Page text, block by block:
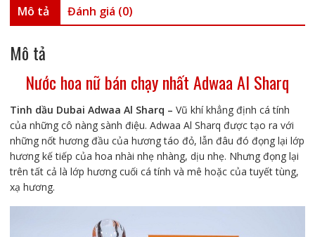
số
lượng
Mô tả Đánh giá (0)
Mô tả
Nước hoa nữ bán chạy nhất Adwaa Al Sharq
Tinh dầu Dubai Adwaa Al Sharq – Vũ khí khẳng định cá tính
của những cô nàng sành điệu. Adwaa Al Sharq được tạo ra với
những nốt hương đầu của hương táo đỏ, lẫn đâu đó đọng lại lớp
hương kế tiếp của hoa nhài nhẹ nhàng, dịu nhẹ. Nhưng đọng lại
trên tất cả là lớp hương cuối cá tính và mê hoặc của tuyết tùng,
xạ hương.